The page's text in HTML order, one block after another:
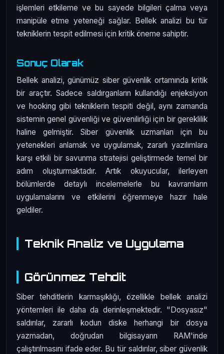
işlemleri etkileme ve bu sayede bilgileri çalma veya
manipüle etme yeteneği sağlar. Bellek analizi bu tür
tekniklerin tespit edilmesi için kritik öneme sahiptir.
Sonuç Olarak
Bellek analizi, günümüz siber güvenlik ortamında kritik
bir araçtır. Sadece saldırganların kullandığı enjeksiyon
ve hooking gibi tekniklerin tespiti değil, aynı zamanda
sistemin genel güvenliği ve güvenilirliği için bir gereklilik
haline gelmiştir. Siber güvenlik uzmanları için bu
yetenekleri anlamak ve uygulamak, zararlı yazılımlara
karşı etkili bir savunma stratejisi geliştirmede temel bir
adım oluşturmaktadır. Artık okuyucular, ilerleyen
bölümlerde detaylı incelemelerle bu kavramların
uygulamalarını ve etkilerini öğrenmeye hazır hale
geldiler.
Teknik Analiz ve Uygulama
Görünmez Tehdit
Siber tehditlerin karmaşıklığı, özellikle bellek analizi
yöntemleri ile daha da derinleşmektedir. "Dosyasız"
saldırılar, zararlı kodun diske herhangi bir dosya
yazmadan, doğrudan bilgisayarın RAM'inde
çalıştırılmasını ifade eder. Bu tür saldırılar, siber güvenlik